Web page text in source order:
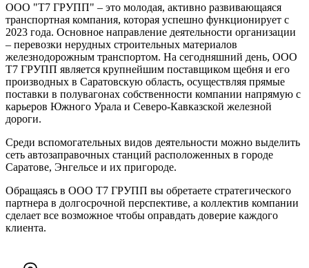
ООО "Т7 ГРУПП" – это молодая, активно развивающаяся
транспортная компания, которая успешно функционирует с
2023 года. Основное направление деятельности организации
– перевозки нерудных строительных материалов
железнодорожным транспортом. На сегодняшний день, ООО
Т7 ГРУПП является крупнейшим поставщиком щебня и его
производных в Саратовскую область, осуществляя прямые
поставки в полувагонах собственности компании напрямую с
карьеров Южного Урала и Северо-Кавказской железной
дороги.
Среди вспомогательных видов деятельности можно выделить
сеть автозаправочных станций расположенных в городе
Саратове, Энгельсе и их пригороде.
Обращаясь в ООО Т7 ГРУПП вы обретаете стратегического
партнера в долгосрочной перспективе, а коллектив компании
сделает все возможное чтобы оправдать доверие каждого
клиента.